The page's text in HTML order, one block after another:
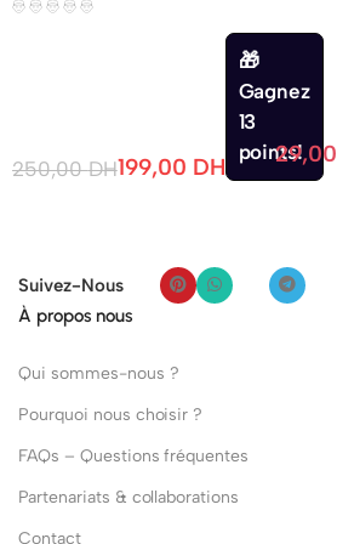
250,00DH199,00 DH
Gagnez
13
points!29,00
Suivez-Nous
À propos nous
Qui sommes-nous ?
Pourquoi nous choisir ?
FAQs – Questions fréquentes
Partenariats & collaborations
Contact